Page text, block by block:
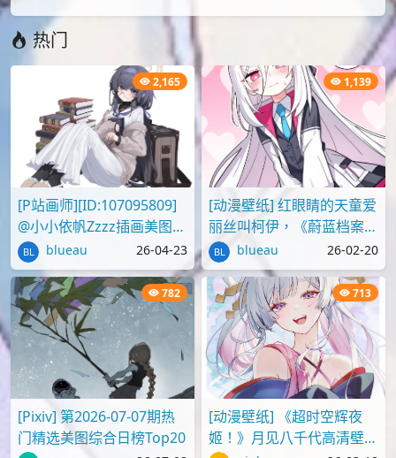
2,165
[P站画师][ID:107095809]
@小小依帆Zzzz插画美图作
品推荐blueau 26-04-23
[动漫壁纸] 红眼睛的天童爱
丽丝叫柯伊，《蔚蓝档案》
壁纸图片分享
blueau 26-02-20
782
[Pixiv] 第2026-07-07期热
门精选美图综合日榜Top20
seven 26-07-08
713
[动漫壁纸] 《超时空辉夜
姬！》月见八千代高清壁纸
图片pinksa 26-03-18
646 600